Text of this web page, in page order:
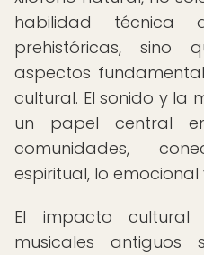
habilidad técnica
prehistóricas, sino
aspectos
cultural. El sonido y la
un papel central
comunidades,
espiritual, lo
El impacto cultural
musicales